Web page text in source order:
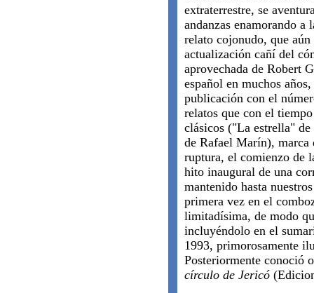
extraterrestre, se
andanzas enamorando a
relato cojonudo, que
actualización cañí del
aprovechada de Robert
español en muchos
publicación con el
relatos que con el
clásicos ("La estrella"
de Rafael Marín), marca
ruptura, el comienzo de
hito inaugural de una
mantenido hasta
primera vez en el
limitadísima, de modo
incluyéndolo en el
1993, primorosamente
Posteriormente conoció
círculo de Jericó